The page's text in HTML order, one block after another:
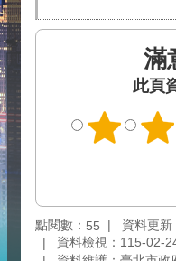
滿
此頁
點閱數： 55
資料更
資料檢視：115-02-